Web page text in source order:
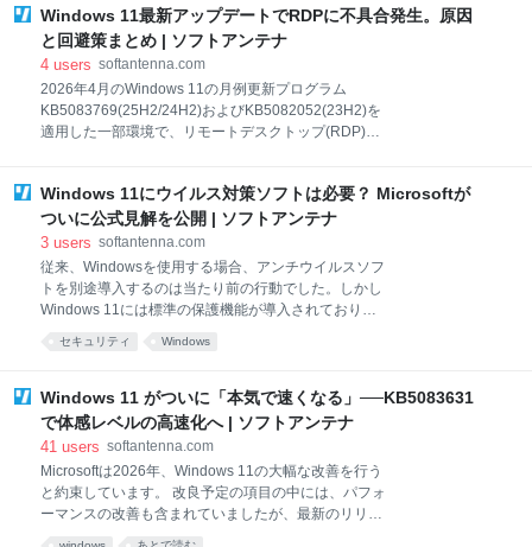
「昔と同じように瞬時に開くこと」を最重
Linux、SUSEといった主要なディストリビューション
のすべてが影響を受け、2017年以降にリリースされた
ほぼすべてのシステムで悪用が可能という、極めて広
性の核心：ページキャッシュへの侵入 この問題の根本
的な原因は、Linuxカーネルの暗号化サブシステム
(AF_ALG)と、データを効率的に転送する仕組みである
常、Linuxではファイル
Windows 11最新アップデートでRDPに不具合発生。原因
と回避策まとめ | ソフトアンテナ
4 users softantenna.com
2026年4月のWindows 11の月例更新プログラム
KB5083769(25H2/24H2)およびKB5082052(23H2)を
適用した一部環境で、リモートデスクトップ(RDP)を
イルの悪用を防ぐために導入された新しいセキュリテ
ィ警告機能が原因で発生しているもので、Microsoft は
すでに問題を認めており、暫定的な回避策を案内して
います。 どんな不具合が起きているのか KB5083769
の既知の不具合に以下のような項目が追加されていま
す。 この問題が発生するのは、複数モニターを異なる
ば、メインディスプレイが100%、サブディスプレイ
は、RDPを開いた際に表示される警告ウィンドウで、
Windows 11にウイルス対策ソフトは必要？ Microsoftが
ついに公式見解を公開 | ソフトアンテナ
3 users softantenna.com
従来、Windowsを使用する場合、アンチウイルスソフ
トを別途導入するのは当たり前の行動でした。しかし
Windows 11には標準の保護機能が導入されており、
た最新のサポート文書によって、「Windows 11に追
疑問に対する公式見解が明らかになりました。 結論か
ら言えば、一般的な使い方をするユーザーであれば、
Windows 11標準のセキュリティ機能だけで十分だと
ィ」が強化され続けている Windows XPやWindows 7
の時代は、標準の保護機能が弱く、NortonやMcAfeeな
どの外部ソフトが必須とされていました。しかし
セキュリティ Windows
Windows 11 がついに「本気で速くなる」──KB5083631
で体感レベルの高速化へ | ソフトアンテナ
41 users softantenna.com
Microsoftは2026年、Windows 11の大幅な改善を行う
と約束しています。 改良予定の項目の中には、パフォ
ーマンスの改善も含まれていましたが、最新のリリー
スプレビューチャンネル向けの更新プログラム